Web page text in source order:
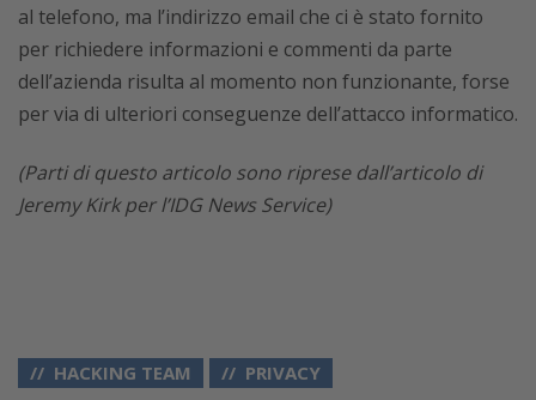
al telefono, ma l’indirizzo email che ci è stato fornito
per richiedere informazioni e commenti da parte
dell’azienda risulta al momento non funzionante, forse
per via di ulteriori conseguenze dell’attacco informatico.
(Parti di questo articolo sono riprese dall’articolo di
Jeremy Kirk per l’IDG News Service)
HACKING TEAM PRIVACY